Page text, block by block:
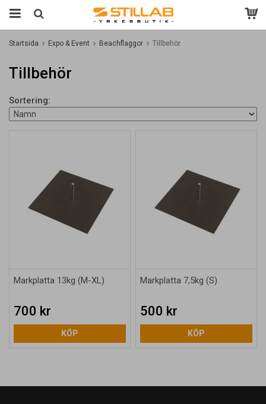
Startsida Expo & Event Beachflaggor Tillbehör
Tillbehör
Sortering:
Markplatta 13kg (M-XL)
700 kr
KÖP
Markplatta 7,5kg (S)
500 kr
KÖP